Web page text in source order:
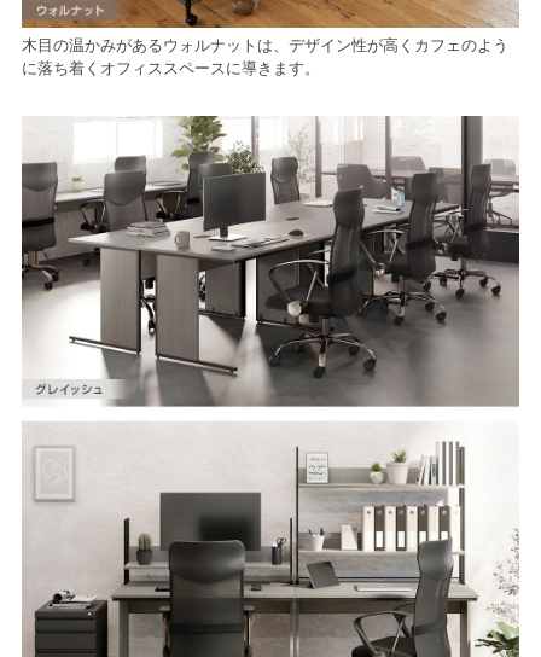
木目の温かみがあるウォルナットは、デザイン性が高くカフェのよう
に落ち着くオフィススペースに導きます。